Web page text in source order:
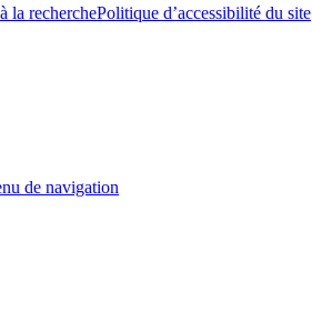
la recherchePolitique d’accessibilité du site
de navigation